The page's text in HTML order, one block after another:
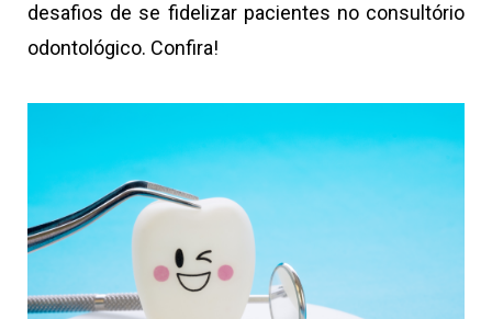
desafios de se fidelizar pacientes no consultório
odontológico. Confira!